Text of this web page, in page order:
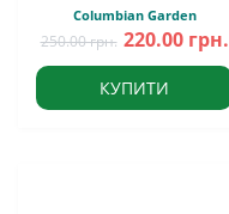
Columbian Garden
250.00 грн. 220.00 грн.
КУПИТИ